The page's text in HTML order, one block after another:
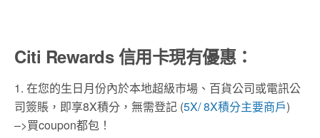
Citi Rewards 信用卡現有優惠：
1. 在您的生日月份內於本地超級市場、百貨公司或電訊公
司簽賬，即享8X積分，無需登記 (5X/ 8X積分主要商戶)
–>買coupon都包！